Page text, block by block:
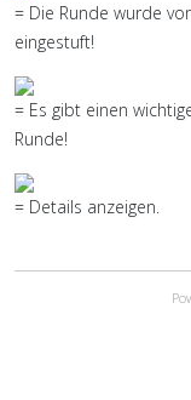
= Die Runde wurde
eingestuft!
= Es gibt einen
Runde!
= Details anzeigen.